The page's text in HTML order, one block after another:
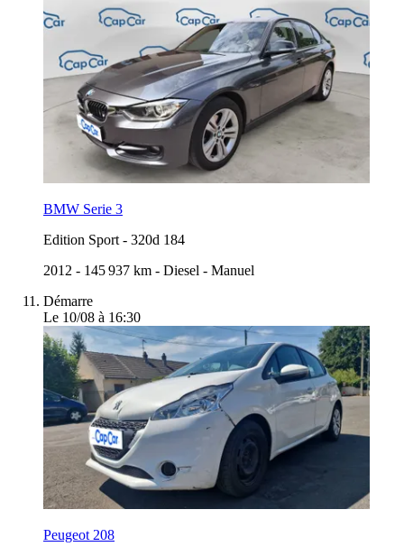
BMW Serie 3
Edition Sport - 320d 184
2012 - 145 937 km - Diesel - Manuel
Démarre
Le 10/08 à 16:30
Peugeot 208